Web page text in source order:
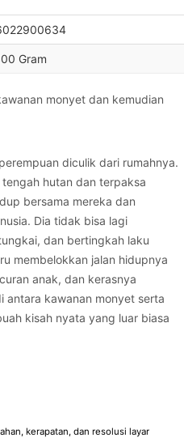
Gram
monyet dan kemudian
diculik dari rumahnya.
hutan dan terpaksa
bersama mereka dan
Dia tidak bisa lagi
dan bertingkah laku
membelokkan jalan hidupnya
anak, dan kerasnya
antara kawanan monyet serta
kisah nyata yang luar biasa
kerapatan, dan resolusi layar